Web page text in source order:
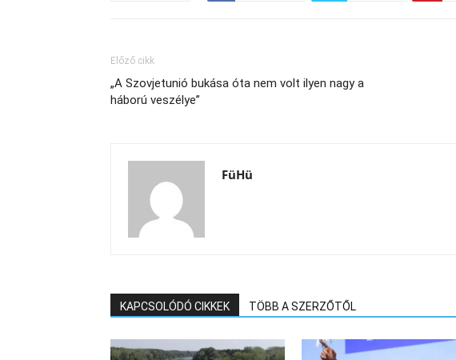
Előző cikk
„A Szovjetunió bukása óta nem volt ilyen nagy a
háború veszélye”
FüHü
KAPCSOLÓDÓ CIKKEK TÖBB A SZERZŐTŐL